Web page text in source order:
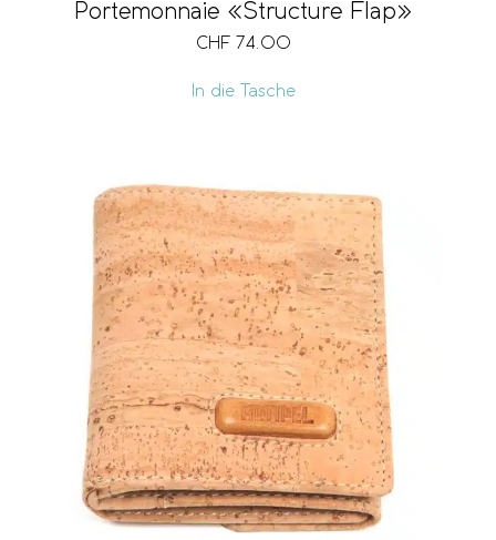
Portemonnaie «Structure Flap»
CHF 74.00
In die Tasche